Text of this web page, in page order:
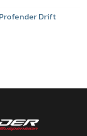
Profender Drift